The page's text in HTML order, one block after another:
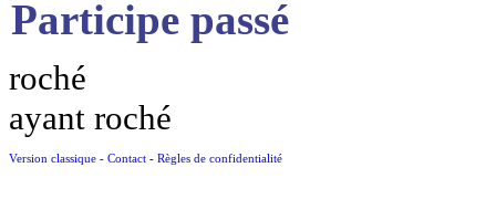
Participe passé
roché
ayant roché
Version classique - Contact - Règles de confidentialité